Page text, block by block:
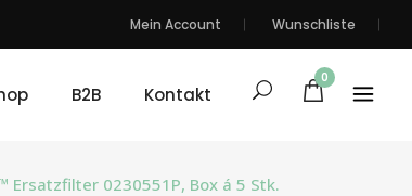
Mein Account Wunschliste
B2B Kontakt
0
Ersatzfilter 0230551P, Box á 5 Stk.